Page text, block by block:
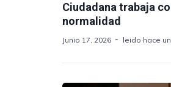
Ciudadana trabaja
normalidad
Junio 17, 2026 leido hace